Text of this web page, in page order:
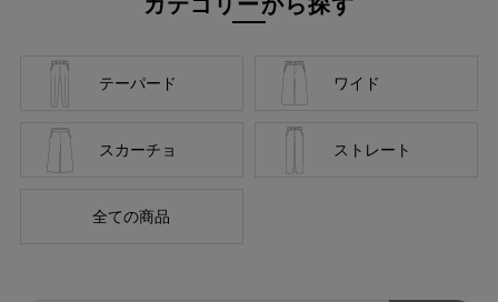
っと見つかる。
どんなトップスにも合わせやすく、きれいに見えるシンプルかつ
優秀なシルエット＆デザインだから、お気に入りがきっと見つか
深まる季節にも重くなりすぎず、華やかな印象で季節の変わり目
テーパード ワイド
スカーチョ ストレート
全ての商品